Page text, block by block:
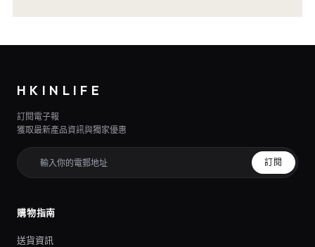
HKINLIFE
訂閱電子報
獲取最新產品資訊與獨家優惠
訂閱
購物指南
送貨資訊